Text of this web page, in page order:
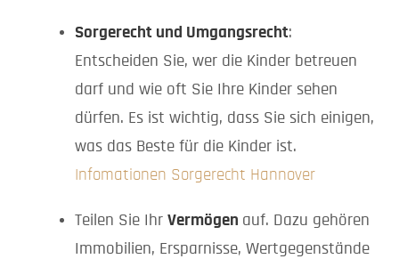
Sorgerecht und Umgangsrecht:
Entscheiden Sie, wer die Kinder betreuen
darf und wie oft Sie Ihre Kinder sehen
dürfen. Es ist wichtig, dass Sie sich einigen,
was das Beste für die Kinder ist.
Infomationen Sorgerecht Hannover
Teilen Sie Ihr Vermögen auf. Dazu gehören
Immobilien, Ersparnisse, Wertgegenstände